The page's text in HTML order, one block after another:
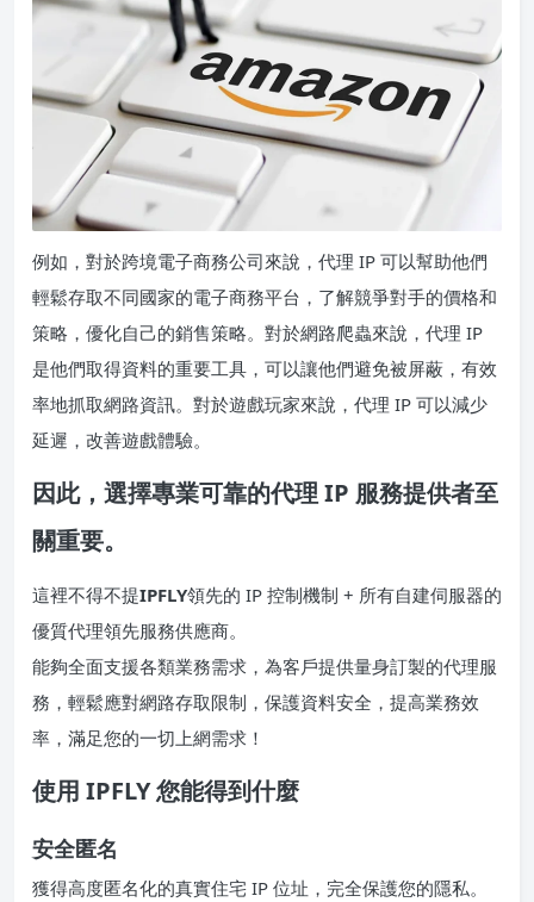
例如，對於跨境電子商務公司來說，代理 IP 可以幫助他們
輕鬆存取不同國家的電子商務平台，了解競爭對手的價格和
策略，優化自己的銷售策略。對於網路爬蟲來說，代理 IP
是他們取得資料的重要工具，可以讓他們避免被屏蔽，有效
率地抓取網路資訊。對於遊戲玩家來說，代理 IP 可以減少
延遲，改善遊戲體驗。
因此，選擇專業可靠的代理 IP 服務提供者至
關重要。
這裡不得不提IPFLY領先的 IP 控制機制 + 所有自建伺服器的
優質代理領先服務供應商。
能夠全面支援各類業務需求，為客戶提供量身訂製的代理服
務，輕鬆應對網路存取限制，保護資料安全，提高業務效
率，滿足您的一切上網需求！
使用 IPFLY 您能得到什麼
安全匿名
獲得高度匿名化的真實住宅 IP 位址，完全保護您的隱私。